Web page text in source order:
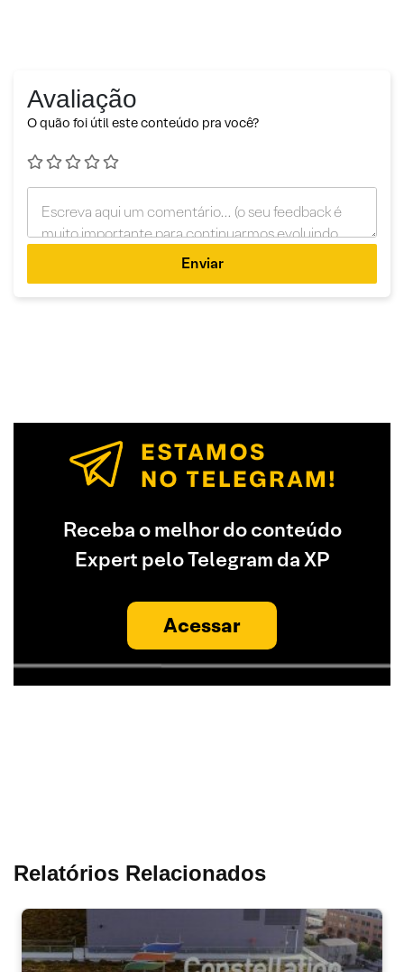
Avaliação
O quão foi útil este conteúdo pra você?
Enviar
Receba o melhor do conteúdo
Expert pelo Telegram da XP
Acessar
Relatórios Relacionados